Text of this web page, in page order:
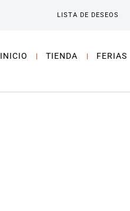
LISTA DE DESEOS
INICIO TIENDA FERIAS